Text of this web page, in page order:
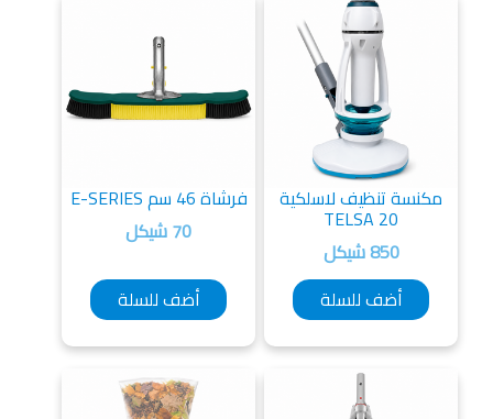
مكنسة تنظيف لاسلكية
TELSA 20
850 شيكل
أضف للسلة
فرشاة 46 سم E-SERIES
70 شيكل
أضف للسلة